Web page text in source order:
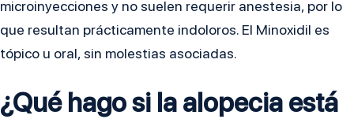
microinyecciones y no suelen requerir anestesia, por lo
que resultan prácticamente indoloros. El Minoxidil es
tópico u oral, sin molestias asociadas.
¿Qué hago si la alopecia está